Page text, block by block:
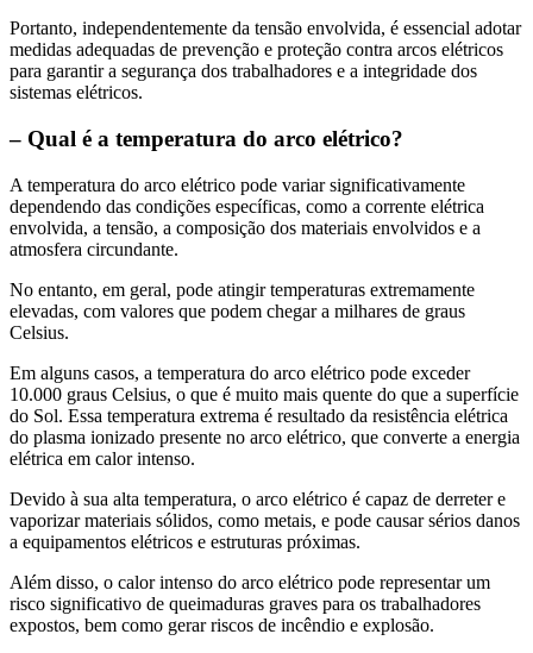
Portanto, independentemente da tensão envolvida, é essencial adotar
medidas adequadas de prevenção e proteção contra arcos elétricos
para garantir a segurança dos trabalhadores e a integridade dos
sistemas elétricos.
– Qual é a temperatura do arco elétrico?
A temperatura do arco elétrico pode variar significativamente
dependendo das condições específicas, como a corrente elétrica
envolvida, a tensão, a composição dos materiais envolvidos e a
atmosfera circundante.
No entanto, em geral, pode atingir temperaturas extremamente
elevadas, com valores que podem chegar a milhares de graus
Celsius.
Em alguns casos, a temperatura do arco elétrico pode exceder
10.000 graus Celsius, o que é muito mais quente do que a superfície
do Sol. Essa temperatura extrema é resultado da resistência elétrica
do plasma ionizado presente no arco elétrico, que converte a energia
elétrica em calor intenso.
Devido à sua alta temperatura, o arco elétrico é capaz de derreter e
vaporizar materiais sólidos, como metais, e pode causar sérios danos
a equipamentos elétricos e estruturas próximas.
Além disso, o calor intenso do arco elétrico pode representar um
risco significativo de queimaduras graves para os trabalhadores
expostos, bem como gerar riscos de incêndio e explosão.